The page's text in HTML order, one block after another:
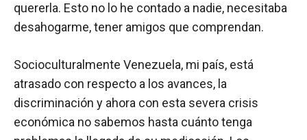
quererla. Esto no lo he contado a nadie, necesitaba
desahogarme, tener amigos que comprendan.
Socioculturalmente Venezuela, mi país, está
atrasado con respecto a los avances, la
discriminación y ahora con esta severa crisis
económica no sabemos hasta cuánto tenga